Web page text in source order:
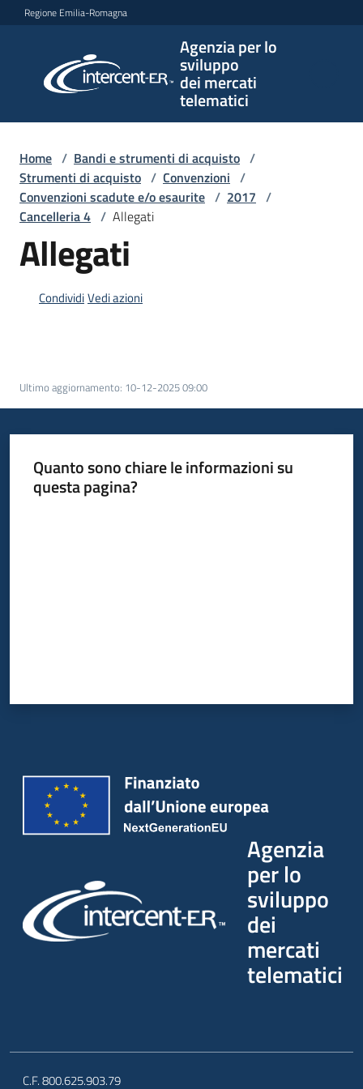
Vai al contenuto
Vai alla navigazione
Vai al footer
Regione Emilia-Romagna
Agenzia per lo
sviluppo
dei mercati
telematici
per lo
sviluppo
telematici
Bandi
Supporto
Piattaforme
Home / Bandi e strumenti di acquisto /
Strumenti di acquisto / Convenzioni /
Convenzioni scadute e/o esaurite / 2017 /
Cancelleria 4 / Allegati
Allegati
CondividiVedi azioni
Ultimo aggiornamento: 10-12-2025 09:00
Quanto sono chiare le informazioni su
questa pagina?
Agenzia
per lo
sviluppo
dei
mercati
telematici
C.F. 800.625.903.79